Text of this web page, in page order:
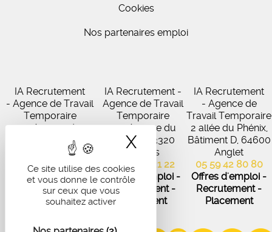
Ce site utilise des cookies
et vous donne le contrôle
sur ceux que vous
souhaitez activer
X Masquer le
Cookies
Nos partenaires emploi
IA Recrutement
- Agence de Travail
Temporaire
27 Avenue de
Virecourt, 33370
Artigues-près-
Bordeaux
05 56 67 48 57
Offres d'emploi -
Recrutement -
IA Recrutement -
Agence de Travail
Temporaire
102 Avenue du
Médoc, 33320
Eysines
05 56 45 21 22
Offres d'emploi -
Recrutement -
Placement
IA Recrutement
- Agence de
Travail Temporaire
2 allée du Phénix,
Bâtiment D, 64600
Anglet
05 59 42 80 80
Offres d'emploi -
Recrutement -
Placement